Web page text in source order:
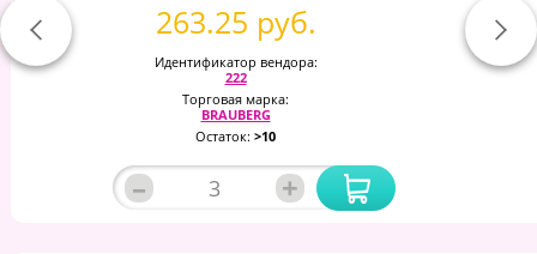
263.25 руб.
Идентификатор вендора:
222
Торговая марка:
BRAUBERG
Остаток: >10
– +